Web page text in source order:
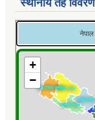
स्थानीय तह विवरण